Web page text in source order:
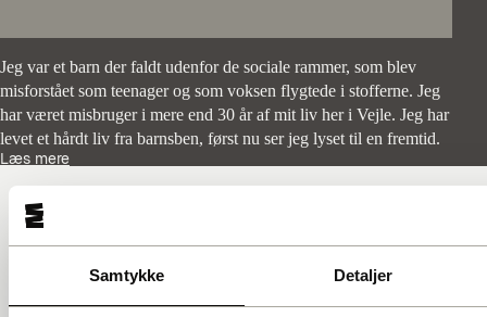
Samtykke Detaljer
Jeg var et barn der faldt udenfor de sociale rammer, som blev
misforstået som teenager og som voksen flygtede i stofferne. Jeg
har været misbruger i mere end 30 år af mit liv her i Vejle. Jeg har
levet et hårdt liv fra barnsben, først nu ser jeg lyset til en fremtid.
Læs mere
Ingerslevsgade 44
1705 København V